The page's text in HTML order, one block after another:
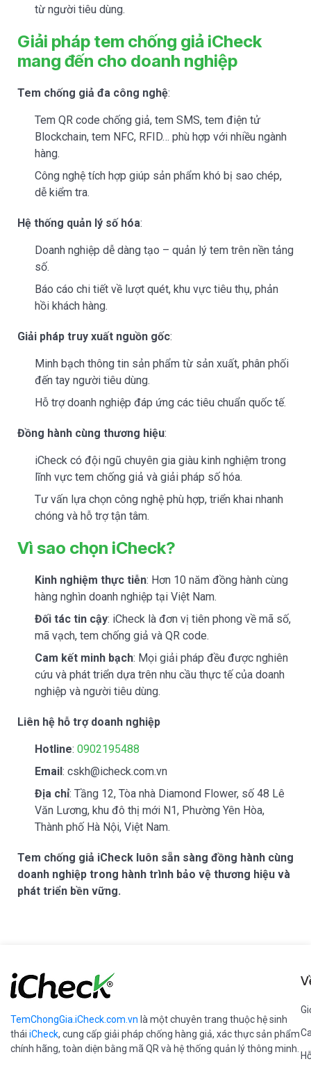
từ người tiêu dùng.
Giải pháp tem chống giả iCheck
mang đến cho doanh nghiệp
Tem chống giả đa công nghệ:
Tem QR code chống giả, tem SMS, tem điện tử
Blockchain, tem NFC, RFID… phù hợp với nhiều ngành
hàng.
Công nghệ tích hợp giúp sản phẩm khó bị sao chép,
dễ kiểm tra.
Hệ thống quản lý số hóa:
Doanh nghiệp dễ dàng tạo – quản lý tem trên nền tảng
số.
Báo cáo chi tiết về lượt quét, khu vực tiêu thụ, phản
hồi khách hàng.
Giải pháp truy xuất nguồn gốc:
Minh bạch thông tin sản phẩm từ sản xuất, phân phối
đến tay người tiêu dùng.
Hỗ trợ doanh nghiệp đáp ứng các tiêu chuẩn quốc tế.
Đồng hành cùng thương hiệu:
iCheck có đội ngũ chuyên gia giàu kinh nghiệm trong
lĩnh vực tem chống giả và giải pháp số hóa.
Tư vấn lựa chọn công nghệ phù hợp, triển khai nhanh
chóng và hỗ trợ tận tâm.
Vì sao chọn iCheck?
Kinh nghiệm thực tiễn: Hơn 10 năm đồng hành cùng
hàng nghìn doanh nghiệp tại Việt Nam.
Đối tác tin cậy: iCheck là đơn vị tiên phong về mã số,
mã vạch, tem chống giả và QR code.
Cam kết minh bạch: Mọi giải pháp đều được nghiên
cứu và phát triển dựa trên nhu cầu thực tế của doanh
nghiệp và người tiêu dùng.
Liên hệ hỗ trợ doanh nghiệp
Hotline: 0902195488
Email: cskh@icheck.com.vn
Địa chỉ: Tầng 12, Tòa nhà Diamond Flower, số 48 Lê
Văn Lương, khu đô thị mới N1, Phường Yên Hòa,
Thành phố Hà Nội, Việt Nam.
Tem chống giả iCheck luôn sẵn sàng đồng hành cùng
doanh nghiệp trong hành trình bảo vệ thương hiệu và
phát triển bền vững.
TemChongGia.iCheck.com.vn là một chuyên trang thuộc hệ sinh
thái iCheck, cung cấp giải pháp chống hàng giả, xác thực sản phẩm
chính hãng, toàn diện bằng mã QR và hệ thống quản lý thông minh.